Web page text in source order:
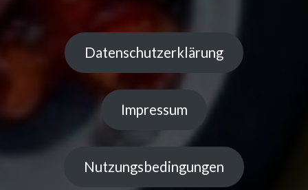
Datenschutzerklärung
Impressum
Nutzungsbedingungen